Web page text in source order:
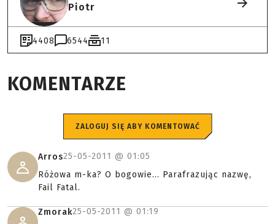
Piotr
4408 6544 11
KOMENTARZE
ZALOGUJ SIĘ ABY KOMENTOWAĆ
Arros25-05-2011 @ 01:05
Różowa m-ka? O bogowie... Parafrazując nazwę,
Fail Fatal.
Zmorak25-05-2011 @ 01:19